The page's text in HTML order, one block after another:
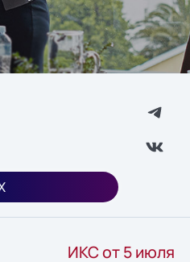
ИКС от 5 июля